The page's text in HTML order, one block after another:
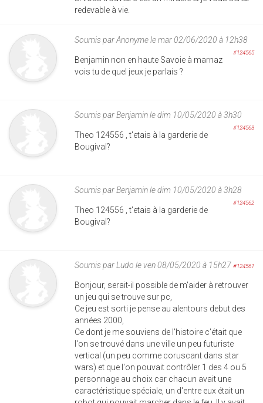
redevable à vie.
Soumis parAnonymele mar 02/06/2020 à 12h38
#124565
Benjamin non en haute Savoie à marnaz
vois tu de quel jeux je parlais ?
Soumis parBenjaminle dim 10/05/2020 à 3h30
#124563
Theo 124556 , t'etais à la garderie de
Bougival?
Soumis parBenjaminle dim 10/05/2020 à 3h28
#124562
Theo 124556 , t'etais à la garderie de
Bougival?
Soumis parLudo le ven 08/05/2020 à 15h27 #124561
Bonjour, serait-il possible de m'aider à retrouver
un jeu qui se trouve sur pc,
Ce jeu est sorti je pense au alentours debut des
années 2000,
Ce dont je me souviens de l'histoire c'était que
l'on se trouvé dans une ville un peu futuriste
vertical (un peu comme coruscant dans star
wars) et que l'on pouvait contrôler 1 des 4 ou 5
personnage au choix car chacun avait une
caractéristique spéciale, un d'entre eux était un